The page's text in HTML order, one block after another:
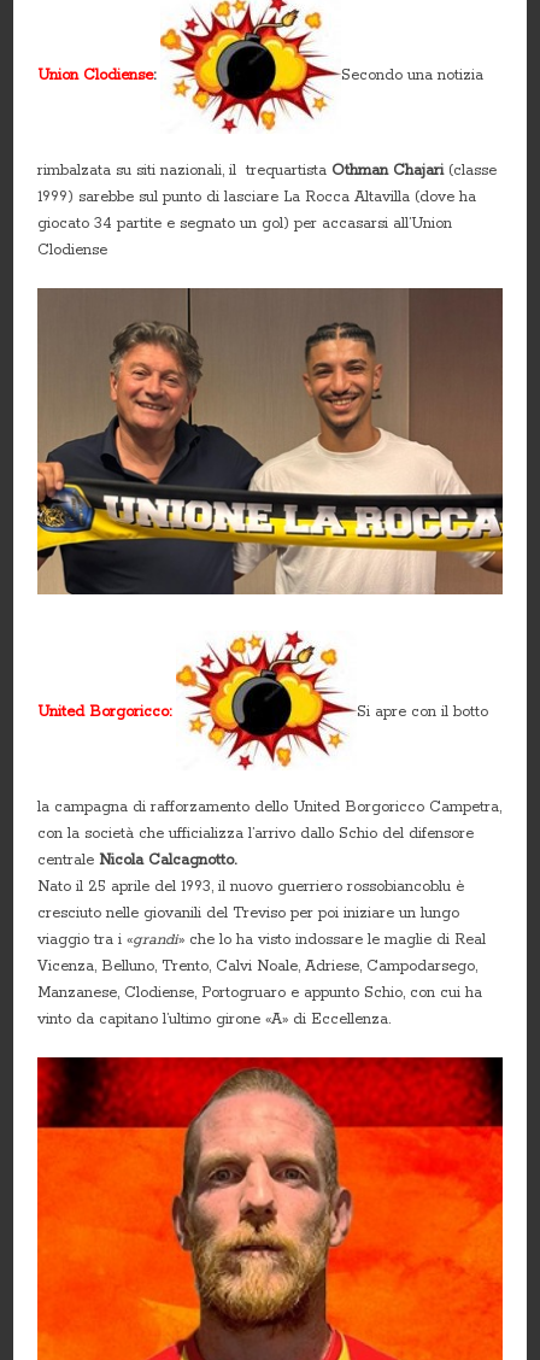
Union Clodiense: Secondo una notizia
rimbalzata su siti nazionali, il trequartista Othman Chajari(classe
1999) sarebbe sul punto di lasciare La Rocca Altavilla (dove ha
giocato 34 partite e segnato un gol) per accasarsi all’Union
Clodiense
United Borgoricco: Si apre con il botto
la campagna di rafforzamento dello United Borgoricco Campetra,
con la società che ufficializza l’arrivo dallo Schio del difensore
centraleNicola Calcagnotto.
Nato il 25 aprile del 1993, il nuovo guerriero rossobiancoblu è
cresciuto nelle giovanili del Treviso per poi iniziare un lungo
viaggio tra i «grandi» che lo ha visto indossare le maglie di Real
Vicenza, Belluno, Trento, Calvi Noale, Adriese, Campodarsego,
Manzanese, Clodiense, Portogruaro e appunto Schio, con cui ha
vinto da capitano l’ultimo girone «A» di Eccellenza.